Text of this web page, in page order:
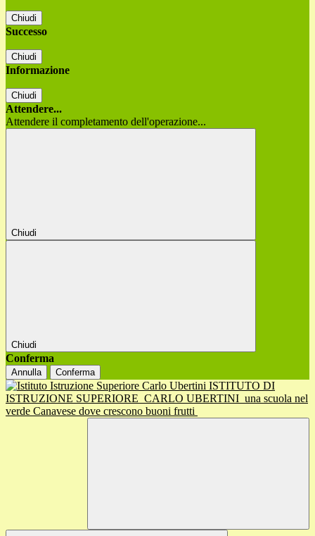
Chiudi
Successo
Chiudi
Informazione
Chiudi
Attendere...
Attendere il completamento dell'operazione...
Chiudi
Chiudi
Conferma
Annulla Conferma
ISTITUTO DI
ISTRUZIONE SUPERIORE CARLO UBERTINI una scuola nel
verde Canavese dove crescono buoni frutti